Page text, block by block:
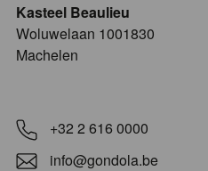
Kasteel Beaulieu
​​​Woluwelaan 1001830
Machelen
+32 2 616 0000
info@gondola.be